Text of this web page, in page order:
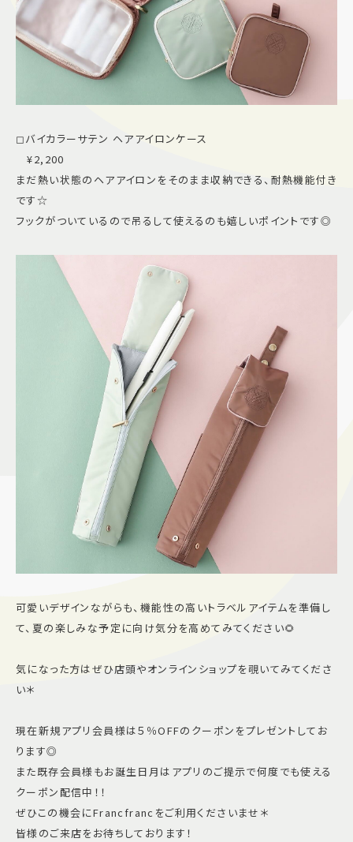
◻︎バイカラーサテン ヘアアイロンケース
¥2,200
まだ熱い状態のヘアアイロンをそのまま収納できる、耐熱機能付き
です☆
フックがついているので吊るして使えるのも嬉しいポイントです◎
可愛いデザインながらも、機能性の高いトラベルアイテムを準備し
て、夏の楽しみな予定に向け気分を高めてみてください🌻
気になった方はぜひ店頭やオンラインショップを覗いてみてくださ
い＊
現在新規アプリ会員様は５％OFFのクーポンをプレゼントしてお
ります◎
また既存会員様もお誕生日月はアプリのご提示で何度でも使える
クーポン配信中！！
ぜひこの機会にFrancfrancをご利用くださいませ＊
皆様のご来店をお待ちしております！